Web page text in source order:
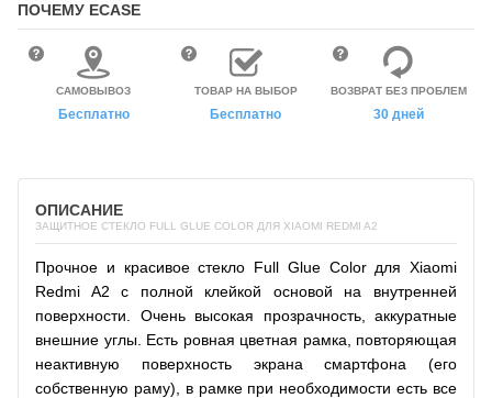
ПОЧЕМУ ECASE
САМОВЫВОЗ
Бесплатно
ТОВАР НА ВЫБОР
Бесплатно
ВОЗВРАТ БЕЗ ПРОБЛЕМ
30 дней
ОПИСАНИЕ
ЗАЩИТНОЕ СТЕКЛО FULL GLUE COLOR ДЛЯ XIAOMI REDMI A2
Прочное и красивое стекло Full Glue Color для Xiaomi
Redmi A2 с полной клейкой основой на внутренней
поверхности. Очень высокая прозрачность, аккуратные
внешние углы. Есть ровная цветная рамка, повторяющая
неактивную поверхность экрана смартфона (его
собственную раму), в рамке при необходимости есть все